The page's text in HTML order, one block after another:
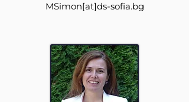
MSimon[at]ds-sofia.bg